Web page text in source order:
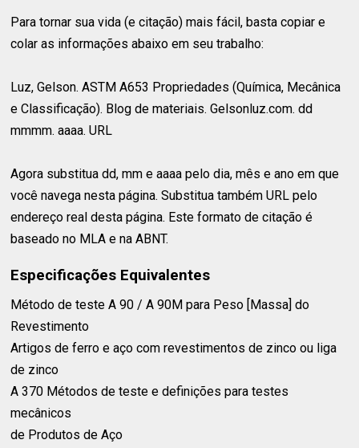
Para tornar sua vida (e citação) mais fácil, basta copiar e
colar as informações abaixo em seu trabalho:
Luz, Gelson. ASTM A653 Propriedades (Química, Mecânica
e Classificação). Blog de materiais. Gelsonluz.com. dd
mmmm. aaaa. URL
Agora substitua dd, mm e aaaa pelo dia, mês e ano em que
você navega nesta página. Substitua também URL pelo
endereço real desta página. Este formato de citação é
baseado no MLA e na ABNT.
Especificações Equivalentes
Método de teste A 90 / A 90M para Peso [Massa] do
Revestimento⁣
Artigos de ferro e aço com revestimentos de zinco ou liga
de zinco⁣
A 370 Métodos de teste e definições para testes
mecânicos⁣
de Produtos de Aço⁣